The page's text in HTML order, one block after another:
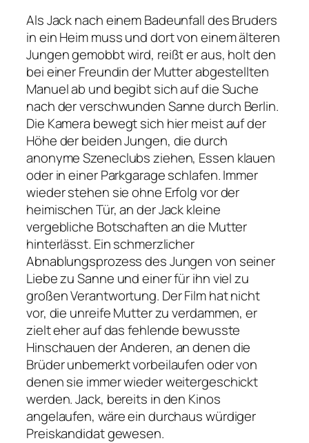
Als Jack nach einem Badeunfall des Bruders
in ein Heim muss und dort von einem älteren
Jungen gemobbt wird, reißt er aus, holt den
bei einer Freundin der Mutter abgestellten
Manuel ab und begibt sich auf die Suche
nach der verschwunden Sanne durch Berlin.
Die Kamera bewegt sich hier meist auf der
Höhe der beiden Jungen, die durch
anonyme Szeneclubs ziehen, Essen klauen
oder in einer Parkgarage schlafen. Immer
wieder stehen sie ohne Erfolg vor der
heimischen Tür, an der Jack kleine
vergebliche Botschaften an die Mutter
hinterlässt. Ein schmerzlicher
Abnablungsprozess des Jungen von seiner
Liebe zu Sanne und einer für ihn viel zu
großen Verantwortung. Der Film hat nicht
vor, die unreife Mutter zu verdammen, er
zielt eher auf das fehlende bewusste
Hinschauen der Anderen, an denen die
Brüder unbemerkt vorbeilaufen oder von
denen sie immer wieder weitergeschickt
werden.Jack, bereits in den Kinos
angelaufen, wäre ein durchaus würdiger
Preiskandidat gewesen.